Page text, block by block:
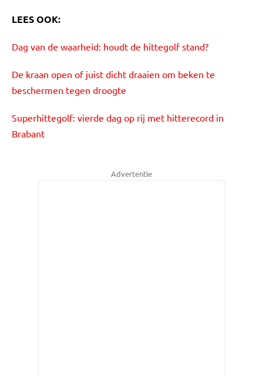
LEES OOK:
Dag van de waarheid: houdt de hittegolf stand?
De kraan open of juist dicht draaien om beken te
beschermen tegen droogte
Superhittegolf: vierde dag op rij met hitterecord in
Brabant
Advertentie